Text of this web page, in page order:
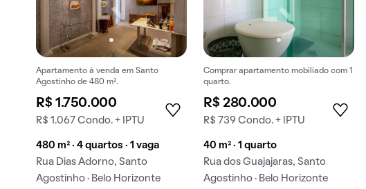
Apartamento à venda em Santo
Agostinho de 480 m².
R$ 1.750.000
R$ 1.067 Condo. + IPTU
480 m² · 4 quartos · 1 vaga
Rua Dias Adorno, Santo
Agostinho · Belo Horizonte
Comprar apartamento mobiliado com 1
quarto.
R$ 280.000
R$ 739 Condo. + IPTU
40 m² · 1 quarto
Rua dos Guajajaras, Santo
Agostinho · Belo Horizonte